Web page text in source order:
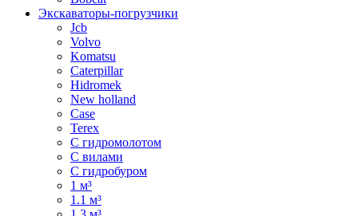
Экскаваторы-погрузчики
Jcb
Volvo
Komatsu
Caterpillar
Hidromek
New holland
Case
Terex
С гидромолотом
С вилами
С гидробуром
1 м³
1.1 м³